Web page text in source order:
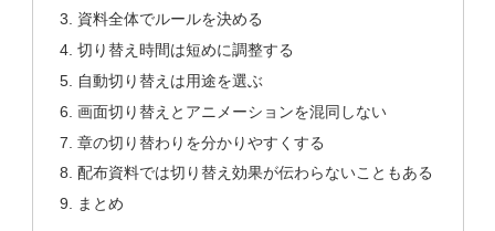
資料全体でルールを決める
切り替え時間は短めに調整する
自動切り替えは用途を選ぶ
画面切り替えとアニメーションを混同しない
章の切り替わりを分かりやすくする
配布資料では切り替え効果が伝わらないこともある
まとめ